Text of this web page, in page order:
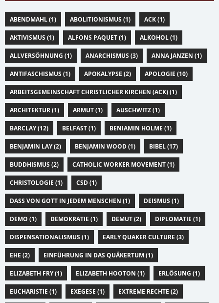
ABENDMAHL (1) ABOLITIONISMUS (1) ACK (1)
AKTIVISMUS (1) ALFONS PAQUET (1) ALKOHOL (1)
ALLVERSÖHNUNG (1) ANARCHISMUS (3) ANNA JANZEN (1)
ANTIFASCHISMUS (1) APOKALYPSE (2) APOLOGIE (10)
ARBEITSGEMEINSCHAFT CHRISTLICHER KIRCHEN (ACK) (1)
ARCHITEKTUR (1) ARMUT (1) AUSCHWITZ (1)
BARCLAY (12) BELFAST (1) BENIAMIN HOLME (1)
BENJAMIN LAY (2) BENJAMIN WOOD (1) BIBEL (17)
BUDDHISMUS (2) CATHOLIC WORKER MOVEMENT (1)
CHRISTOLOGIE (1) CSD (1)
DASS VON GOTT IN JEDEM MENSCHEN (1) DEISMUS (1)
DEMO (1) DEMOKRATIE (1) DEMUT (2) DIPLOMATIE (1)
DISPENSATIONALISMUS (1) EARLY QUAKER CULTURE (3)
EHE (2) EINFÜHRUNG IN DAS QUÄKERTUM (1)
ELIZABETH FRY (1) ELIZABETH HOOTON (1) ERLÖSUNG (1)
EUCHARISTIE (1) EXEGESE (1) EXTREME RECHTE (2)